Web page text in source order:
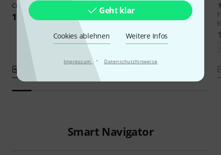
Geht klar
Cookies ablehnen Weitere Infos
Impressum · Datenschutzhinweise
Cranborne Audio
175 € LehleP-Split III
Smart Navigator